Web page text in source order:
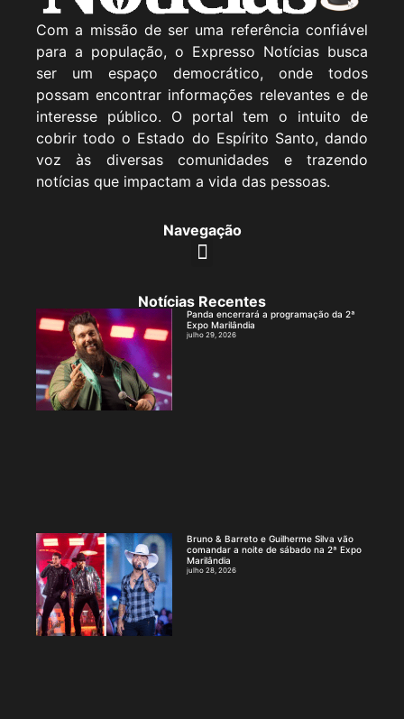
Com a missão de ser uma referência confiável
para a população, o Expresso Notícias busca
ser um espaço democrático, onde todos
possam encontrar informações relevantes e de
interesse público. O portal tem o intuito de
cobrir todo o Estado do Espírito Santo, dando
voz às diversas comunidades e trazendo
notícias que impactam a vida das pessoas.
Navegação
Notícias Recentes
Panda encerrará a programação da 2ª
Expo Marilândia
julho 29, 2026
Bruno & Barreto e Guilherme Silva vão
comandar a noite de sábado na 2ª Expo
Marilândia
julho 28, 2026